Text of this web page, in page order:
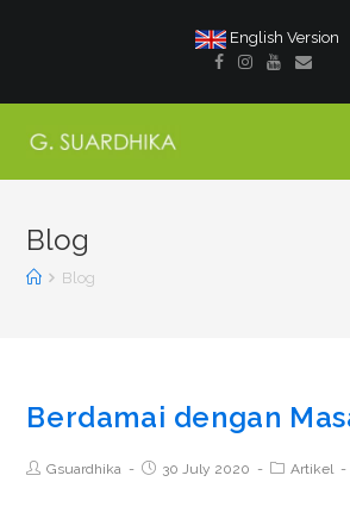
English Version
Blog
Blog
Berdamai dengan
Gsuardhika 30 July 2020 Artikel